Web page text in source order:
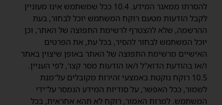
להסרתו ממאגר המידע. 10.4 ככל שמשתמש אינו מעוניין
לקבל הודעות מטעם רוקח המשתמש יוכל לבחור, בעת
ההרשמה, שלא להצטרף לרשימת התפוצה של האתר, וכן
יוכל המשתמש לבחור להסיר, בכל עת, את הפרטים
האישיים מרשימת התפוצה של האתר באופן שיצוין באתר
ו/או בהודעת הדוא"ל ו/או הודעות מסר קצר, לפי העניין.
10.5 רוקח נוקטת באמצעי זהירות מקובלים על־מנת
לשמור, ככל האפשר, על סודיות המידע הנמסר על־ידי
המשתמש. למרות האמור, רוקח לא תהא אחראית, בכל